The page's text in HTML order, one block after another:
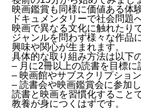
映画鑑賞も同様に価値ある体
ドキュメンタリーで社会問題
映画で異なる文化に触れたり
ジャンルを問わず様々な作品
興味や関心が生まれます。
具体的な取り組み方法は以下
– 月に2冊以上の読書を目標に
– 映画館やサブスクリプショ
– 読書会や映画鑑賞会に参加
読書と映画を習慣化すること
教養が身につくはずです。